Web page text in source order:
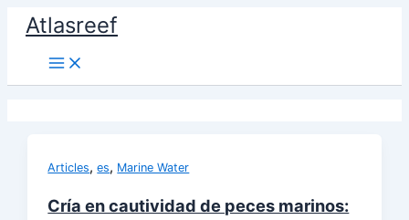
contenido
Atlasreef
Articles,es, Marine Water
Cría en cautividad de peces marinos: